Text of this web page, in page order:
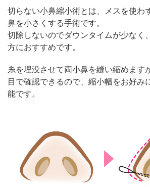
切らない小鼻縮小術とは、メスを使わ
鼻を小さくする手術です。
切除しないのでダウンタイムが少なく
方におすすめです。
糸を埋没させて両小鼻を縫い縮めます
目で確認できるので、縮小幅をお好み
能です。